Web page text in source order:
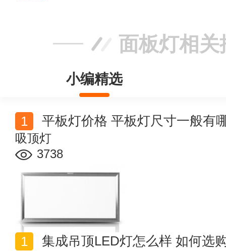
面板灯相关
小编精选
平板灯价格 平板灯尺寸一般有
吸顶灯
3738
集成吊顶LED灯怎么样 如何选